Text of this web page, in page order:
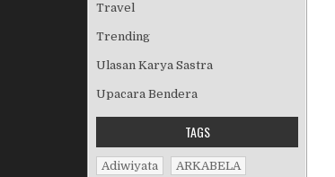
Travel
Trending
Ulasan Karya Sastra
Upacara Bendera
TAGS
Adiwiyata
ARKABELA